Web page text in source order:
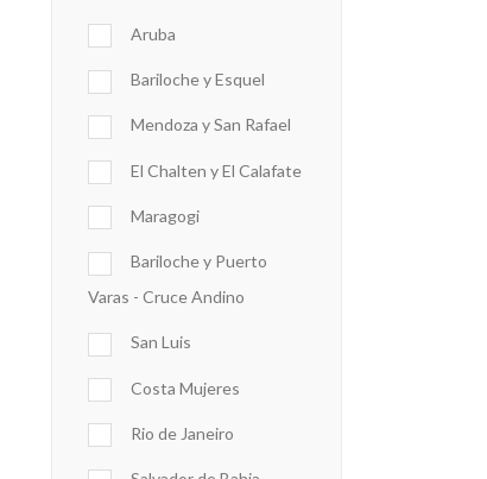
Aruba
Bariloche y Esquel
Mendoza y San Rafael
El Chalten y El Calafate
Maragogi
Bariloche y Puerto
Varas - Cruce Andino
San Luis
Costa Mujeres
Rio de Janeiro